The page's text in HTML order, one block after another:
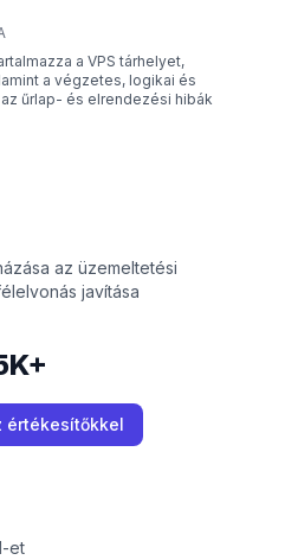
a VPS tárhelyet,
a végzetes, logikai és
űrlap- és elrendezési hibák
az üzemeltetési
javítása
értékesítőkkel
et